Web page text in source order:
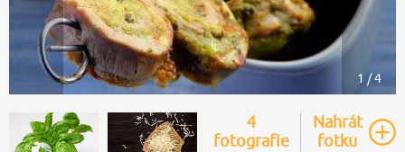
1 / 4
4
fotografie
Nahrát
fotku